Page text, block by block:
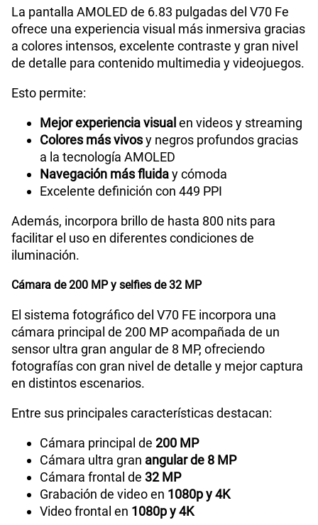
La pantalla AMOLED de 6.83 pulgadas del V70 Fe
ofrece una experiencia visual más inmersiva gracias
a colores intensos, excelente contraste y gran nivel
de detalle para contenido multimedia y videojuegos.
Esto permite:
Mejor experiencia visualen videos y streaming
Colores más vivosy negros profundos gracias
a la tecnología AMOLED
Navegación más fluiday cómoda
Excelente definición con 449 PPI
Además, incorpora brillo de hasta 800 nits para
facilitar el uso en diferentes condiciones de
iluminación.
Cámara de 200 MP y selfies de 32 MP
El sistema fotográfico del V70 FE incorpora una
cámara principal de 200 MP acompañada de un
sensor ultra gran angular de 8 MP, ofreciendo
fotografías con gran nivel de detalle y mejor captura
en distintos escenarios.
Entre sus principales características destacan:
Cámara principal de 200 MP
Cámara ultra gran angular de 8 MP
Cámara frontal de 32 MP
Grabación de video en 1080p y 4K
Video frontal en 1080p y 4K